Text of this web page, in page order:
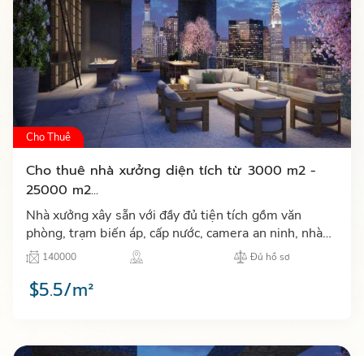
Cho Thuê
Cho thuê nhà xưởng diện tích từ 3000 m2 -
25000 m2...
Nhà xưởng xây sẵn với đầy đủ tiện tích gồm văn
phòng, trạm biến áp, cấp nước, camera an ninh, nhà
ăn, khu tập thể thao, hệ thống internet, nhà để xe,
PCCC tự độ…
140000 Đủ hồ sơ
$5.5/m²